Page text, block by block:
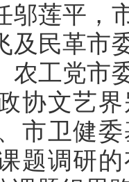
邬莲平，
及民革市
农工党市
协文艺
市卫健
题调研